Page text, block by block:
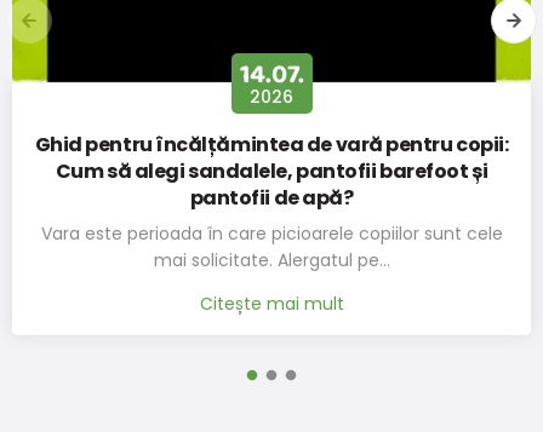
14.07.
2026
Ghid pentru încălțămintea de vară pentru copii:
Cum să alegi sandalele, pantofii barefoot și
pantofii de apă?
Vara este perioada în care picioarele copiilor sunt cele
mai solicitate. Alergatul pe…
Citește mai mult